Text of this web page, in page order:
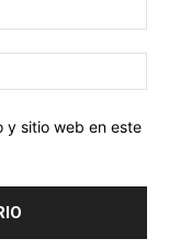
y sitio web en este